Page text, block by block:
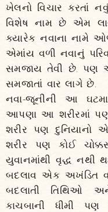
ખેલનો વિચાર કરતાં
વિશેષ નામ છે એમ
ક્યારેક નવાના નામે
એમાંય વળી નવાનું
સમજાય તેવી છે. પણ
સમજાતાં વાર લાગે છે.
નવા-જૂનીની આ
આપણા આ શરીરમાં
શરીર પણ
શરીર પણ કોઈ
યુવાનમાંથી વૃદ્ધ
બદલાવ એક અખંડિત
બદલાતી તિથિઓ અને
કાચબાની ધીમી